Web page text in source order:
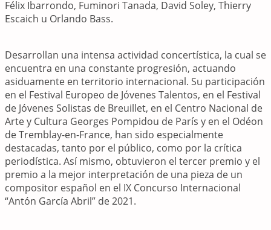
Félix Ibarrondo, Fuminori Tanada, David Soley, Thierry
Escaich u Orlando Bass.
Desarrollan una intensa actividad concertística, la cual se
encuentra en una constante progresión, actuando
asiduamente en territorio internacional. Su participación
en el Festival Europeo de Jóvenes Talentos, en el Festival
de Jóvenes Solistas de Breuillet, en el Centro Nacional de
Arte y Cultura Georges Pompidou de París y en el Odéon
de Tremblay-en-France, han sido especialmente
destacadas, tanto por el público, como por la crítica
periodística. Así mismo, obtuvieron el tercer premio y el
premio a la mejor interpretación de una pieza de un
compositor español en el IX Concurso Internacional
“Antón García Abril” de 2021.